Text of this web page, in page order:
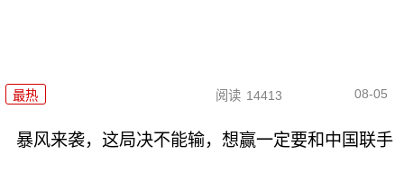
最热 阅读 14413 08-05
暴风来袭，这局决不能输，想赢一定要和中国联手